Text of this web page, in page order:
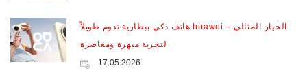
هاتف ذكي ببطارية تدوم طويلاً huawei – الخيار المثالي
لتجربة مبهرة ومعاصرة
17.05.2026